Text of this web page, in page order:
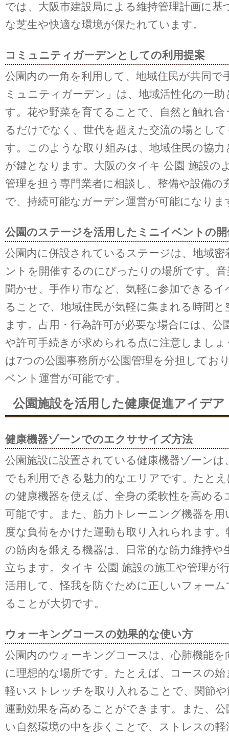
では、大阪市建設局による維持管理計画に基
な芝生や快適な環境が保たれています。
コミュニティガーデンとしての利用提案
公園内の一角を利用して、地域住民が共同で
ミュニティガーデン」は、地域活性化の一
す。花や野菜を育てることで、自然と触れ
るだけでなく、世代を超えた交流の場とし
す。このような取り組みは、地域住民の協力
が鍵となります。大阪のタイキ 公園 施設の
管理を担う専門業者に相談し、整備や設備の
で、持続可能なガーデン運営が可能になりま
公園のステージを活用したミニイベントの開
公園内に併設されているステージは、地域
ントを開催するのにぴったりの場所です。
聞かせ、手作り市など、気軽に参加できる
ることで、地域住民が気軽に集まれる時間と
ます。占用・行為許可が必要な場合には、公
や許可手続きが求められる点に注意しましょ
は7つの公園事務所が公園管理を分担してお
ベント運営が可能です。
公園施設を活用した健康促進アイデア
健康機器ゾーンでのエクササイズ方法
公園施設に設置されている健康機器ゾーンは
でも利用できる魅力的なエリアです。たと
の健康機器を使えば、全身の柔軟性を高め
可能です。また、筋力トレーニング機器を
度な負荷をかけた運動も取り入れられます
の筋肉を鍛える機器は、日常的な筋力維持や
立ちます。タイキ 公園 施設の施工や管理が
活用して、怪我を防ぐために正しいフォー
ることが大切です。
ウォーキングコースの効果的な使い方
公園内のウォーキングコースは、心肺機能を
に理想的な場所です。たとえば、コースの
軽いストレッチを取り入れることで、関節
運動効果を高めることができます。また、
い自然環境の中を歩くことで、ストレスの